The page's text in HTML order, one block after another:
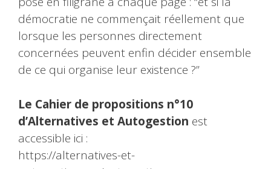
démocratie ne commençait réellement que
lorsque les personnes directement
concernées peuvent enfin décider ensemble
de ce qui organise leur existence ?”
Le Cahier de propositions n°10
d’Alternatives et Autogestion est
accessible ici :
https://alternatives-et-